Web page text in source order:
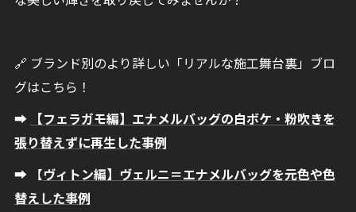
🔗 ブランド別のより詳しい「リアルな施工舞台裏」ブロ
グはこちら！
➡【フェラガモ編】エナメルバッグの白ボケ・粉吹きを
張り替えずに再生した事例
➡ 【ヴィトン編】ヴェルニ＝エナメルバッグを元色や色
替えした事例